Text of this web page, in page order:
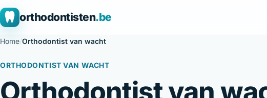
orthodontisten.be
Home/Orthodontist van wacht
ORTHODONTIST VAN WACHT